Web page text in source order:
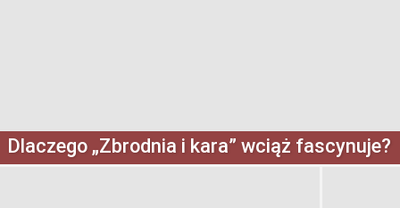
Dlaczego „Zbrodnia i kara” wciąż fascynuje?